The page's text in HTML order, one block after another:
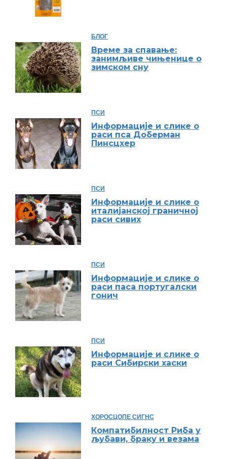
БЛОГ
Време за спавање:
занимљиве чињенице о
зимском сну
ПСИ
Информације и слике о
раси пса Доберман
Пинсцхер
ПСИ
Информације и слике о
италијанској граничној
раси сивих
ПСИ
Информације и слике о
раси паса португалски
гонич
ПСИ
Информације и слике о
раси Сибирски хаски
ХОРОСЦОПЕ СИГНС
Компатибилност Риба у
љубави, браку и везама